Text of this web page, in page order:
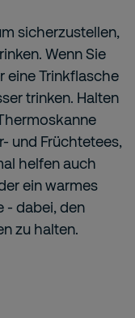
sicherzustellen,
Wenn Sie
eine Trinkflasche
trinken. Halten
und Früchtetees,
helfen auch
ein warmes
- dabei, den
zu halten.